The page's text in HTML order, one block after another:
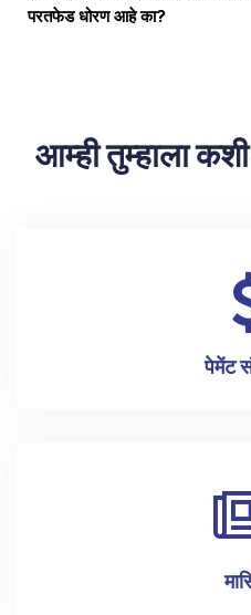
परतफेड धोरण आहे का?
आम्ही तुम्हाला
पेमेंट